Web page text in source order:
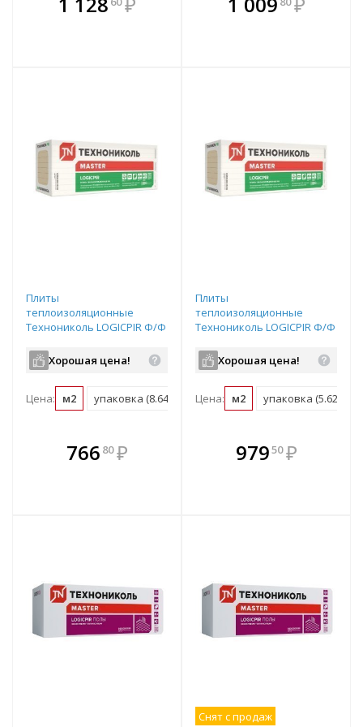
всегда выгоднее!
всегда выгоднее!
Плиты
теплоизоляционные
Технониколь LOGICPIR Ф/Ф
Хорошая цена!
Цена: м2 упаковка (8.64 м2)
766 80 ₽
В комплекте
всегда выгоднее!
Плиты
теплоизоляционные
Технониколь LOGICPIR Ф/Ф
Хорошая цена!
Цена: м2 упаковка (5.62 м2)
В комплекте
всегда выгоднее!
97950 ₽
Снят с продаж